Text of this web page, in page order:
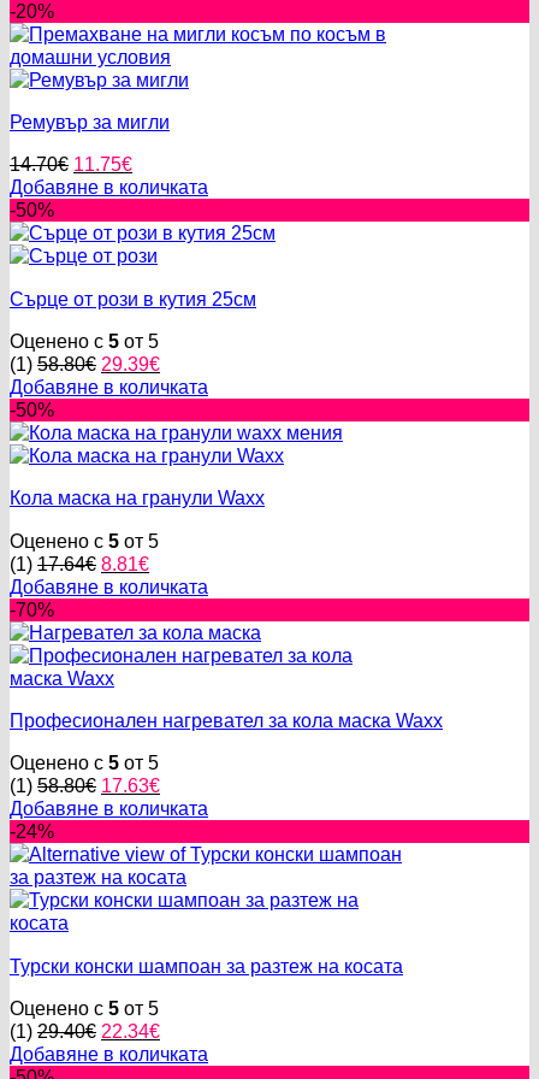
29.40€.14.69€.
-20%
Ремувър за мигли
14.70€ Original
price
14.70€.
11.75€Текущата
цена
11.75€.
Добавяне в количката
-50%
Сърце от рози в кутия 25см
Оценено с 5 от 5
(1) 58.80€ Original
price
58.80€.
29.39€Текущата
цена
29.39€.
Добавяне в количката
-50%
Кола маска на гранули Waxx
Оценено с 5 от 5
(1) 17.64€ Original
price
17.64€.
8.81€Текущата
цена
8.81€.
Добавяне в количката
-70%
Професионален нагревател за кола маска Waxx
Оценено с 5 от 5
(1) 58.80€ Original
price
58.80€.
17.63€Текущата
цена
17.63€.
Добавяне в количката
-24%
Турски конски шампоан за разтеж на косата
Оценено с 5 от 5
(1) 29.40€ Original
price
22.34€Текущата
цена
Добавяне в количката